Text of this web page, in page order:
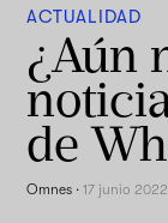
ACTUALIDAD
¿Aún
de
Omnes ·17 junio 2022